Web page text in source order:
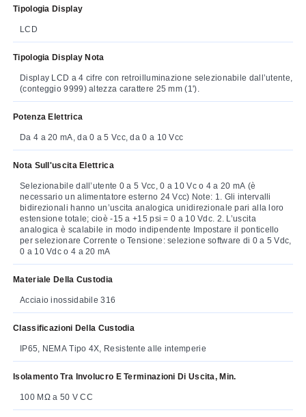
Tipologia Display
LCD
Tipologia Display Nota
Display LCD a 4 cifre con retroilluminazione selezionabile dall’utente,
(conteggio 9999) altezza carattere 25 mm (1').
Potenza Elettrica
Da 4 a 20 mA, da 0 a 5 Vcc, da 0 a 10 Vcc
Nota Sull'uscita Elettrica
Selezionabile dall’utente 0 a 5 Vcc, 0 a 10 Vc o 4 a 20 mA (è
necessario un alimentatore esterno 24 Vcc) Note: 1. Gli intervalli
bidirezionali hanno un’uscita analogica unidirezionale pari alla loro
estensione totale; cioè -15 a +15 psi = 0 a 10 Vdc. 2. L’uscita
analogica è scalabile in modo indipendente Impostare il ponticello
per selezionare Corrente o Tensione: selezione software di 0 a 5 Vdc,
0 a 10 Vdc o 4 a 20 mA
Materiale Della Custodia
Acciaio inossidabile 316
Classificazioni Della Custodia
IP65, NEMA Tipo 4X, Resistente alle intemperie
Isolamento Tra Involucro E Terminazioni Di Uscita, Min.
100 MΩ a 50 V CC